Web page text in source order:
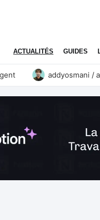
ACTUALITÉS GUIDES
addyosmani /